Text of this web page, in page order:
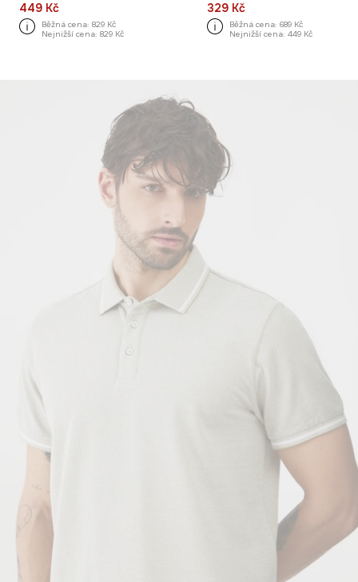
449 Kč
Běžná cena: 829 Kč
Nejnižší cena: 829 Kč
329 Kč
Běžná cena: 689 Kč
Nejnižší cena: 449 Kč